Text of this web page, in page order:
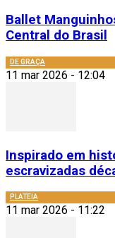
Ballet
Central do Brasil
DE GRAÇA
11 mar 2026 - 12:04
Inspirado em
escravizadas
PLATEIA
11 mar 2026 - 11:22